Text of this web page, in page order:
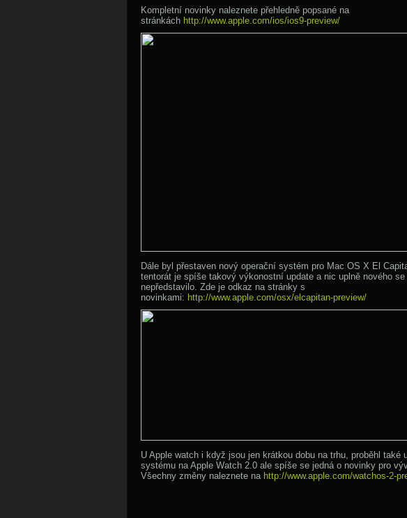
Kompletní novinky naleznete přehledně popsané na
stránkách http://www.apple.com/ios/ios9-preview/
Dále byl přestaven nový operační systém pro Mac OS X El
tentorát je spíše takový výkonostní update a nic uplně nového se
nepředstavilo. Zde je odkaz na stránky s
novinkami: http://www.apple.com/osx/elcapitan-preview/
U Apple watch i když jsou jen krátkou dobu na trhu, proběhl také
systému na Apple Watch 2.0 ale spíše se jedná o novinky pro
Všechny změny naleznete na http://www.apple.com/watchos-2-